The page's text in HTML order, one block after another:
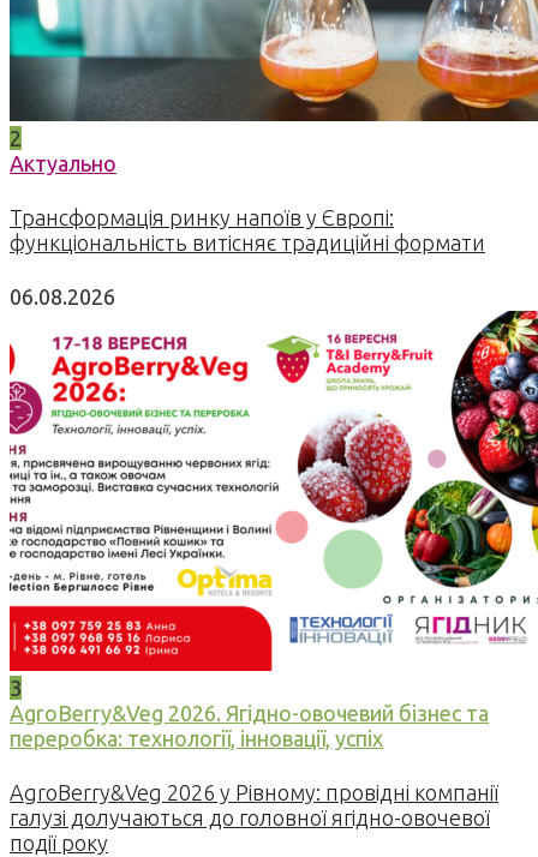
2
Актуально
Трансформація ринку напоїв у Європі:
функціональність витісняє традиційні формати
06.08.2026
3
AgroBerry&Veg 2026. Ягідно-овочевий бізнес та
переробка: технології, інновації, успіх
AgroBerry&Veg 2026 у Рівному: провідні компанії
галузі долучаються до головної ягідно-овочевої
події року